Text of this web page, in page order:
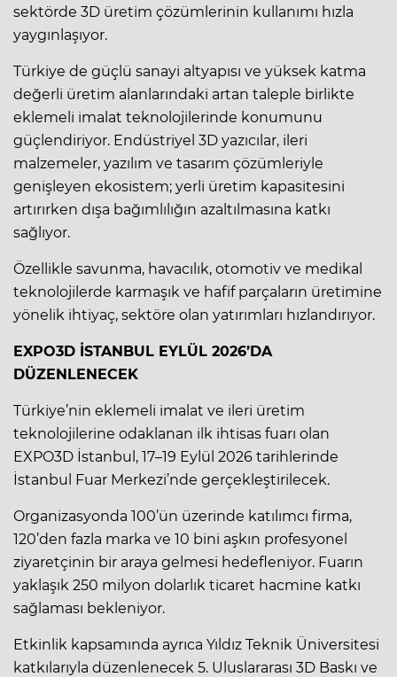
sektörde 3D üretim çözümlerinin kullanımı hızla
yaygınlaşıyor.
Türkiye de güçlü sanayi altyapısı ve yüksek katma
değerli üretim alanlarındaki artan taleple birlikte
eklemeli imalat teknolojilerinde konumunu
güçlendiriyor. Endüstriyel 3D yazıcılar, ileri
malzemeler, yazılım ve tasarım çözümleriyle
genişleyen ekosistem; yerli üretim kapasitesini
artırırken dışa bağımlılığın azaltılmasına katkı
sağlıyor.
Özellikle savunma, havacılık, otomotiv ve medikal
teknolojilerde karmaşık ve hafif parçaların üretimine
yönelik ihtiyaç, sektöre olan yatırımları hızlandırıyor.
EXPO3D İSTANBUL EYLÜL 2026’DA
DÜZENLENECEK
Türkiye’nin eklemeli imalat ve ileri üretim
teknolojilerine odaklanan ilk ihtisas fuarı olan
EXPO3D İstanbul, 17–19 Eylül 2026 tarihlerinde
İstanbul Fuar Merkezi’nde gerçekleştirilecek.
Organizasyonda 100’ün üzerinde katılımcı firma,
120’den fazla marka ve 10 bini aşkın profesyonel
ziyaretçinin bir araya gelmesi hedefleniyor. Fuarın
yaklaşık 250 milyon dolarlık ticaret hacmine katkı
sağlaması bekleniyor.
Etkinlik kapsamında ayrıca Yıldız Teknik Üniversitesi
katkılarıyla düzenlenecek 5. Uluslararası 3D Baskı ve